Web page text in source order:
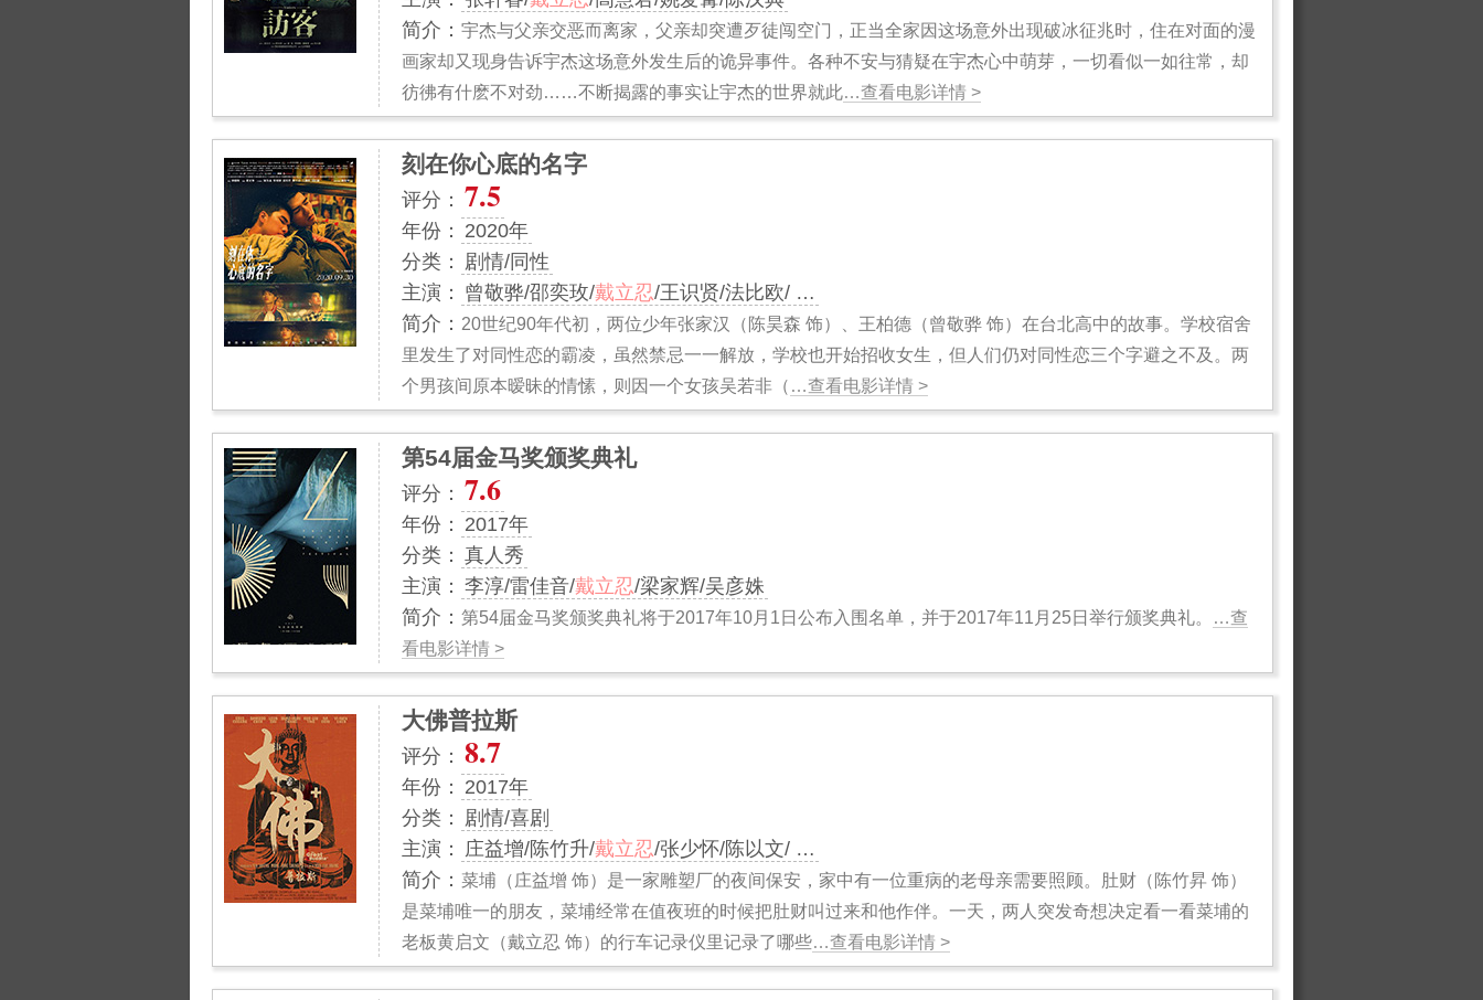
简介： 宇杰与父亲交恶而离家，父亲却突遭歹徒闯空门，正当全家因这场意外出现破冰征兆时，住在对面的漫
画家却又现身告诉宇杰这场意外发生后的诡异事件。各种不安与猜疑在宇杰心中萌芽，一切看似一如往常，却
彷彿有什麽不对劲……不断揭露的事实让宇杰的世界就此…查看电影详情 >
刻在你心底的名字
评分： 7.5
年份： 2020年
分类： 剧情/同性
主演： 曾敬骅/邵奕玫/戴立忍/王识贤/法比欧/ …
简介： 20世纪90年代初，两位少年张家汉（陈昊森 饰）、王柏德（曾敬骅 饰）在台北高中的故事。学校宿舍
里发生了对同性恋的霸凌，虽然禁忌一一解放，学校也开始招收女生，但人们仍对同性恋三个字避之不及。两
个男孩间原本暧昧的情愫，则因一个女孩吴若非（ …查看电影详情 >
第54届金马奖颁奖典礼
评分： 7.6
年份： 2017年
分类： 真人秀
主演： 李淳/雷佳音/戴立忍/梁家辉/吴彦姝
简介： 第54届金马奖颁奖典礼将于2017年10月1日公布入围名单，并于2017年11月25日举行颁奖典礼。
…查
看电影详情 >
大佛普拉斯
评分： 8.7
年份： 2017年
分类： 剧情/喜剧
主演： 庄益增/陈竹升/戴立忍/张少怀/陈以文/ …
简介： 菜埔（庄益增 饰）是一家雕塑厂的夜间保安，家中有一位重病的老母亲需要照顾。肚财（陈竹昇 饰）
是菜埔唯一的朋友，菜埔经常在值夜班的时候把肚财叫过来和他作伴。一天，两人突发奇想决定看一看菜埔的
老板黄启文（戴立忍 饰）的行车记录仪里记录了哪些…查看电影详情 >